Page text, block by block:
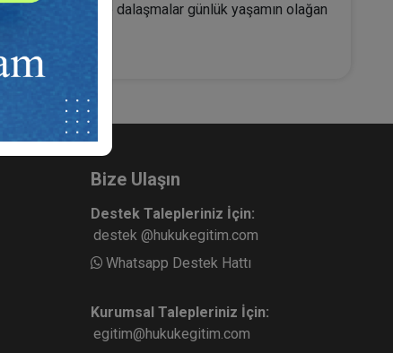
ayrılıkları ve dalaşmalar günlük yaşamın olağan
Bize Ulaşın
Destek Talepleriniz İçin:
destek @hukukegitim.com
Whatsapp Destek Hattı
Kurumsal Talepleriniz İçin:
egitim@hukukegitim.com